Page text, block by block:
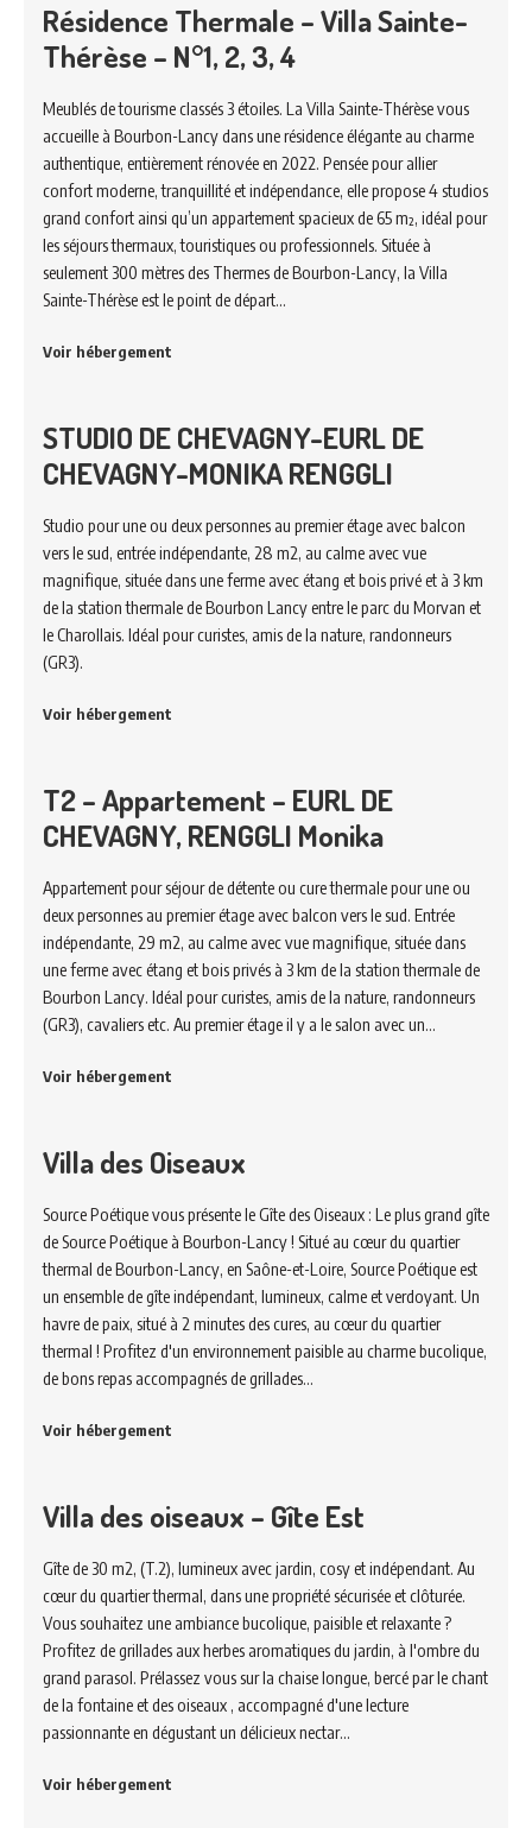
Résidence Thermale – Villa Sainte-
Thérèse – N°1, 2, 3, 4
Meublés de tourisme classés 3 étoiles. La Villa Sainte-Thérèse vous
accueille à Bourbon-Lancy dans une résidence élégante au charme
authentique, entièrement rénovée en 2022. Pensée pour allier
confort moderne, tranquillité et indépendance, elle propose 4 studios
grand confort ainsi qu’un appartement spacieux de 65 m², idéal pour
les séjours thermaux, touristiques ou professionnels. Située à
seulement 300 mètres des Thermes de Bourbon-Lancy, la Villa
Sainte-Thérèse est le point de départ…
Voir hébergement
STUDIO DE CHEVAGNY-EURL DE
CHEVAGNY-MONIKA RENGGLI
Studio pour une ou deux personnes au premier étage avec balcon
vers le sud, entrée indépendante, 28 m2, au calme avec vue
magnifique, située dans une ferme avec étang et bois privé et à 3 km
de la station thermale de Bourbon Lancy entre le parc du Morvan et
le Charollais. Idéal pour curistes, amis de la nature, randonneurs
(GR3).
Voir hébergement
T2 – Appartement – EURL DE
CHEVAGNY, RENGGLI Monika
Appartement pour séjour de détente ou cure thermale pour une ou
deux personnes au premier étage avec balcon vers le sud. Entrée
indépendante, 29 m2, au calme avec vue magnifique, située dans
une ferme avec étang et bois privés à 3 km de la station thermale de
Bourbon Lancy. Idéal pour curistes, amis de la nature, randonneurs
(GR3), cavaliers etc. Au premier étage il y a le salon avec un…
Voir hébergement
Villa des Oiseaux
Source Poétique vous présente le Gîte des Oiseaux : Le plus grand gîte
de Source Poétique à Bourbon-Lancy ! Situé au cœur du quartier
thermal de Bourbon-Lancy, en Saône-et-Loire, Source Poétique est
un ensemble de gîte indépendant, lumineux, calme et verdoyant. Un
havre de paix, situé à 2 minutes des cures, au cœur du quartier
thermal ! Profitez d'un environnement paisible au charme bucolique,
de bons repas accompagnés de grillades…
Voir hébergement
Villa des oiseaux – Gîte Est
Gîte de 30 m2, (T.2), lumineux avec jardin, cosy et indépendant. Au
cœur du quartier thermal, dans une propriété sécurisée et clôturée.
Vous souhaitez une ambiance bucolique, paisible et relaxante ?
Profitez de grillades aux herbes aromatiques du jardin, à l'ombre du
grand parasol. Prélassez vous sur la chaise longue, bercé par le chant
de la fontaine et des oiseaux , accompagné d'une lecture
passionnante en dégustant un délicieux nectar…
Voir hébergement